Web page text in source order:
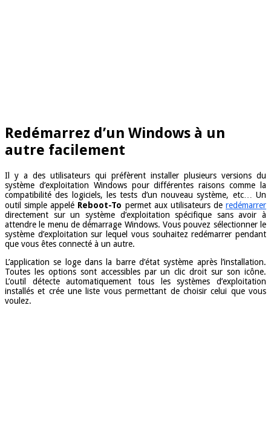
Redémarrez d’un Windows à un
autre facilement
Il y a des utilisateurs qui préfèrent installer plusieurs versions du
système d’exploitation Windows pour différentes raisons comme la
compatibilité des logiciels, les tests d’un nouveau système, etc… Un
outil simple appelé Reboot-To permet aux utilisateurs de redémarrer
directement sur un système d’exploitation spécifique sans avoir à
attendre le menu de démarrage Windows. Vous pouvez sélectionner le
système d’exploitation sur lequel vous souhaitez redémarrer pendant
que vous êtes connecté à un autre.
L’application se loge dans la barre d’état système après l’installation.
Toutes les options sont accessibles par un clic droit sur son icône.
L’outil détecte automatiquement tous les systèmes d’exploitation
installés et crée une liste vous permettant de choisir celui que vous
voulez.